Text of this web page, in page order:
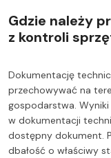
Gdzie należy
z kontroli
Dokumentację
przechowywać na
gospodarstwa.
w dokumentacji
dostępny dokument.
dbałość o właściwy